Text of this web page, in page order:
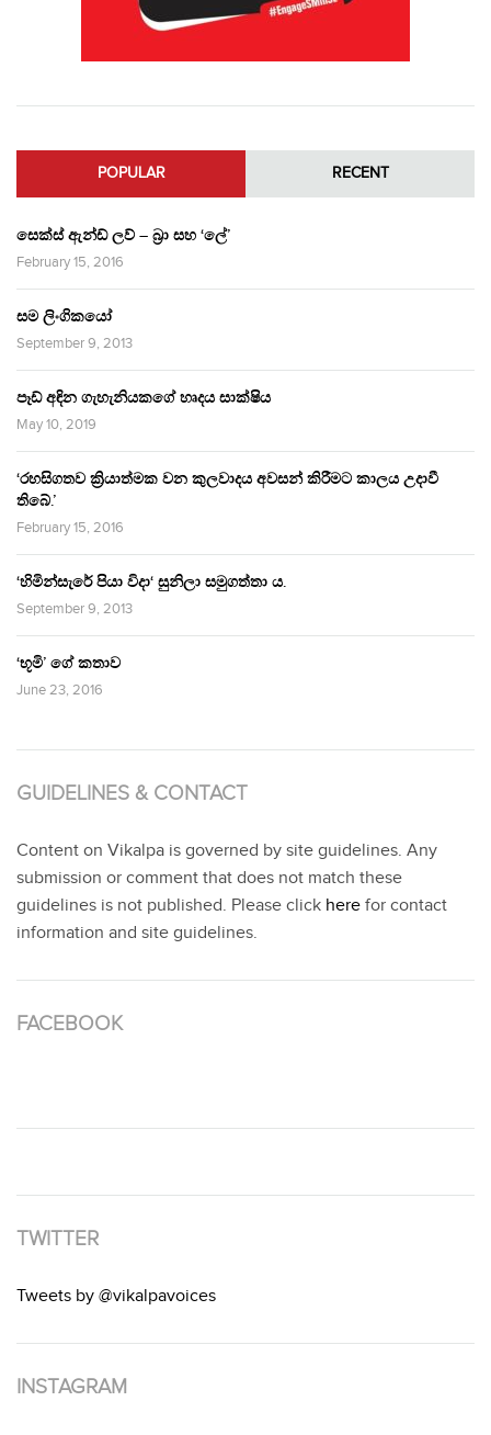
POPULAR RECENT
සෙක්ස් ඇන්ඩ් ලව් – බ්‍රා සහ ‘ලේ’
February 15, 2016
සම ලිංගිකයෝ
September 9, 2013
පෑඩ් අඳින ගැහැනියකගේ හෘදය සාක්ෂිය
May 10, 2019
‘රහසිගතව ක්‍රියාත්මක වන කුලවාදය අවසන් කිරීමට කාලය උදාවී
තිබේ.’
February 15, 2016
‘හිමින්සැරේ පියා විදා‘ සුනිලා සමුගත්තා ය.
September 9, 2013
‘භූමි’ ගේ කතාව
June 23, 2016
GUIDELINES & CONTACT
Content on Vikalpa is governed by site guidelines. Any
submission or comment that does not match these
guidelines is not published. Please click here for contact
information and site guidelines.
FACEBOOK
TWITTER
Tweets by @vikalpavoices
INSTAGRAM